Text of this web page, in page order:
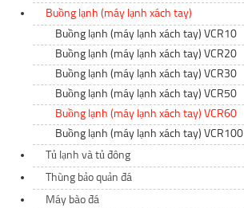
Buồng lạnh (máy lạnh xách tay)
Buồng lạnh (máy lạnh xách tay) VCR10
Buồng lạnh (máy lạnh xách tay) VCR20
Buồng lạnh (máy lạnh xách tay) VCR30
Buồng lạnh (máy lạnh xách tay) VCR50
Buồng lạnh (máy lạnh xách tay) VCR60
Buồng lạnh (máy lạnh xách tay) VCR100
Tủ lạnh và tủ đông
Thùng bảo quản đá
Máy bào đá